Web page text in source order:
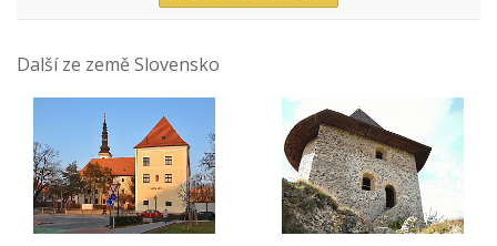
Další ze země Slovensko